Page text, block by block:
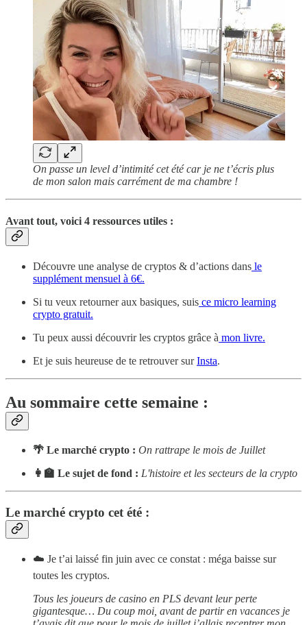
On passe un level d’intimité cet été car je ne t’écris plus
de mon salon mais carrément de ma chambre !
Avant tout, voici 4 ressources utiles :
Découvre une analyse de cryptos & d’actions dans le
supplément mensuel à 6€.
Si tu veux retourner aux basiques, suis ce micro learning
crypto gratuit.
Tu peux aussi découvrir les cryptos grâce à mon livre.
Et je suis heureuse de te retrouver surInsta.
Au sommaire cette semaine :
🌴 Le marché crypto : On rattrape le mois de Juillet
👩‍🏫 Le sujet de fond : L'histoire et les secteurs de la crypto
Le marché crypto cet été :
☁️ Je t’ai laissé fin juin avec ce constat : méga baisse sur
toutes les cryptos.
Tous les joueurs de casino en PLS devant leur perte
gigantesque… Du coup moi, avant de partir en vacances je